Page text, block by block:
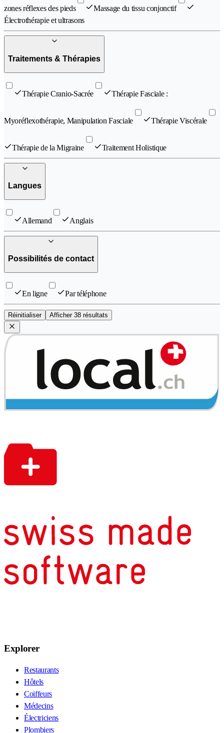
zones réflexes des pieds
Massage du tissu conjonctif
Électrothérapie et ultrasons
Traitements & Thérapies
Thérapie Cranio-Sacrée Thérapie Fasciale :
Myoréflexothérapie, Manipulation Fasciale Thérapie Viscérale
Thérapie de la Migraine Traitement Holistique
Langues
Allemand Anglais
Possibilités de contact
En ligne Par téléphone
Réinitialiser Afficher 38 résultats
Explorer
Restaurants
Hôtels
Coiffeurs
Médecins
Électriciens
Plombiers